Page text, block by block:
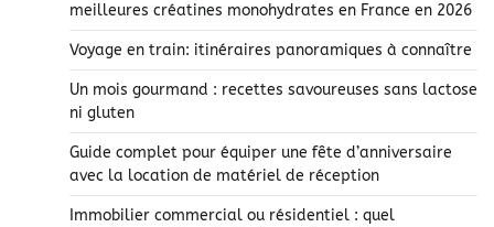
meilleures créatines monohydrates en France en 2026
Voyage en train: itinéraires panoramiques à connaître
Un mois gourmand : recettes savoureuses sans lactose
ni gluten
Guide complet pour équiper une fête d’anniversaire
avec la location de matériel de réception
Immobilier commercial ou résidentiel : quel